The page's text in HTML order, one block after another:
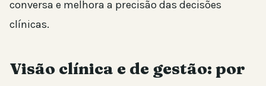
conversa e melhora a precisão das decisões
clínicas.
Visão clínica e de gestão: por